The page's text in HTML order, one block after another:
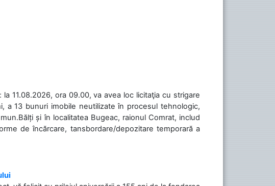
11.08.2026, ora 09.00, va avea loc licitaţia cu strigare
a 13 bunuri imobile neutilizate în procesul tehnologic,
și în localitatea Bugeac, raionul Comrat, includ
de încărcare, tansbordare/depozitare temporară a